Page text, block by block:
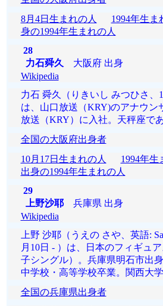
8月4日生まれの人
1994年生ま
身の1994年生まれの人
28
力石舜久 大阪府 出身
Wikipedia
力石 舜久（りきいし みつひさ、
は、山口放送（KRY)のアナウン
放送（KRY）に入社。天秤座であ
全国の大阪府出身者
10月17日生まれの人
1994年生
出身の1994年生まれの人
29
上野沙耶兵庫県 出身
Wikipedia
上野 沙耶（うえの さや、英語:
月10日 - ）は、日本のフィギュ
子シングル）。兵庫県明石市出
中学校・高等学校卒業。関西大学
全国の兵庫県出身者